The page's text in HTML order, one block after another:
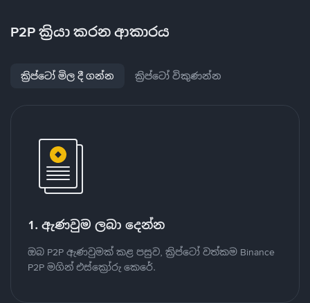
P2P ක්‍රියා කරන ආකාරය
ක්‍රිප්ටෝ මිල දී ගන්න ක්‍රිප්ටෝ විකුණන්න
1. ඇණවුම ලබා දෙන්න
ඔබ P2P ඇණවුමක් කළ පසුව, ක්‍රිප්ටෝ වත්කම Binance
P2P මගින් එස්ක්‍රෝරු කෙරේ.